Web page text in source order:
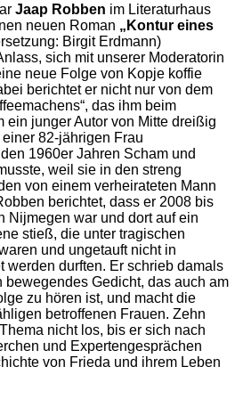
Jaap Robben im Literaturhaus
neuen Roman „Kontur eines
Birgit Erdmann)
sich mit unserer Moderatorin
neue Folge von Kopje koffie
berichtet er nicht nur von dem
das ihm beim
ein junger Autor von Mitte dreißig
82-jährigen Frau
1960er Jahren Scham und
weil sie in den streng
von einem verheirateten Mann
berichtet, dass er 2008 bis
Nijmegen war und dort auf ein
stieß, die unter tragischen
und ungetauft nicht in
werden durften. Er schrieb damals
bewegendes Gedicht, das auch am
zu hören ist, und macht die
betroffenen Frauen. Zehn
nicht los, bis er sich nach
und Expertengesprächen
von Frieda und ihrem Leben